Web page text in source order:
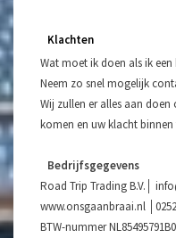
Klachten
Wat moet ik doen als ik een
Neem zo snel mogelijk
Wij zullen er alles aan
komen en uw klacht
Bedrijfsgegevens
Road Trip Trading B.V.│
www.onsgaanbraai.nl
BTW-nummer